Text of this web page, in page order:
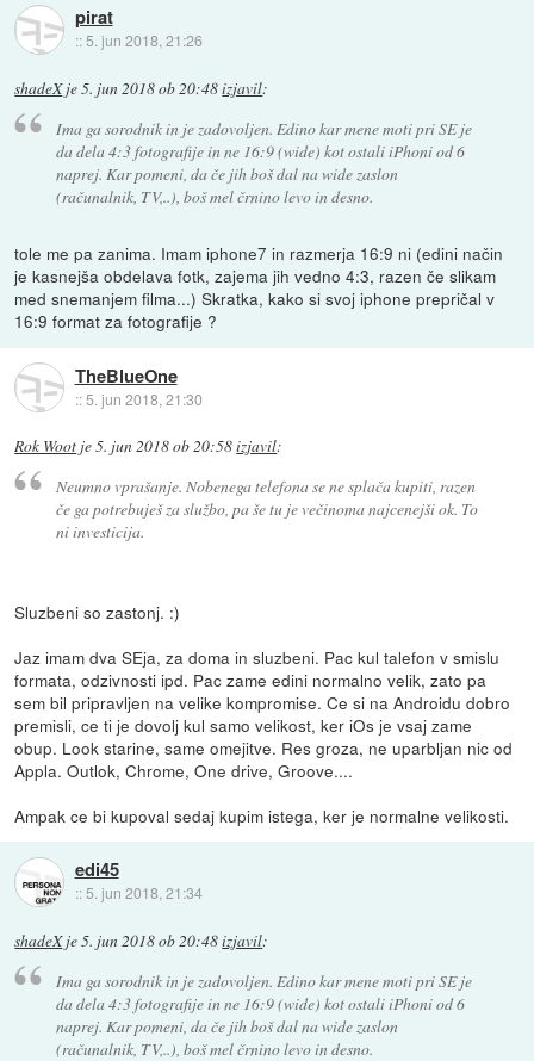
pirat
:: 5. jun 2018, 21:26
shadeXje5. jun 2018 ob 20:48izjavil:
Ima ga sorodnik in je zadovoljen. Edino kar mene moti pri SE je
da dela 4:3 fotografije in ne 16:9 (wide) kot ostali iPhoni od 6
naprej. Kar pomeni, da če jih boš dal na wide zaslon
(računalnik, TV,..), boš mel črnino levo in desno.
tole me pa zanima. Imam iphone7 in razmerja 16:9 ni (edini način
je kasnejša obdelava fotk, zajema jih vedno 4:3, razen če slikam
med snemanjem filma...) Skratka, kako si svoj iphone prepričal v
16:9 format za fotografije ?
TheBlueOne
::5. jun 2018, 21:30
Rok Woot je5. jun 2018 ob 20:58izjavil:
Neumno vprašanje. Nobenega telefona se ne splača kupiti, razen
če ga potrebuješ za službo, pa še tu je večinoma najcenejši ok. To
ni investicija.
Sluzbeni so zastonj. :)
Jaz imam dva SEja, za doma in sluzbeni. Pac kul talefon v smislu
formata, odzivnosti ipd. Pac zame edini normalno velik, zato pa
sem bil pripravljen na velike kompromise. Ce si na Androidu dobro
premisli, ce ti je dovolj kul samo velikost, ker iOs je vsaj zame
obup. Look starine, same omejitve. Res groza, ne uparbljan nic od
Appla. Outlok, Chrome, One drive, Groove....
Ampak ce bi kupoval sedaj kupim istega, ker je normalne velikosti.
edi45
:: 5. jun 2018, 21:34
shadeXje5. jun 2018 ob 20:48izjavil:
Ima ga sorodnik in je zadovoljen. Edino kar mene moti pri SE je
da dela 4:3 fotografije in ne 16:9 (wide) kot ostali iPhoni od 6
naprej. Kar pomeni, da če jih boš dal na wide zaslon
(računalnik, TV,..), boš mel črnino levo in desno.